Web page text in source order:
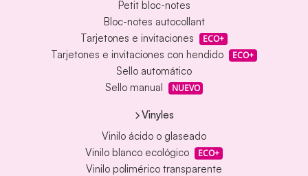
Petit bloc-notes
Bloc-notes autocollant
Tarjetones e invitaciones
ECO+
Tarjetones e invitaciones con hendido ECO+
Sello automático
Sello manual
NUEVO
Vinyles
Vinilo ácido o glaseado
Vinilo blanco ecológico
ECO+
Vinilo polimérico transparente